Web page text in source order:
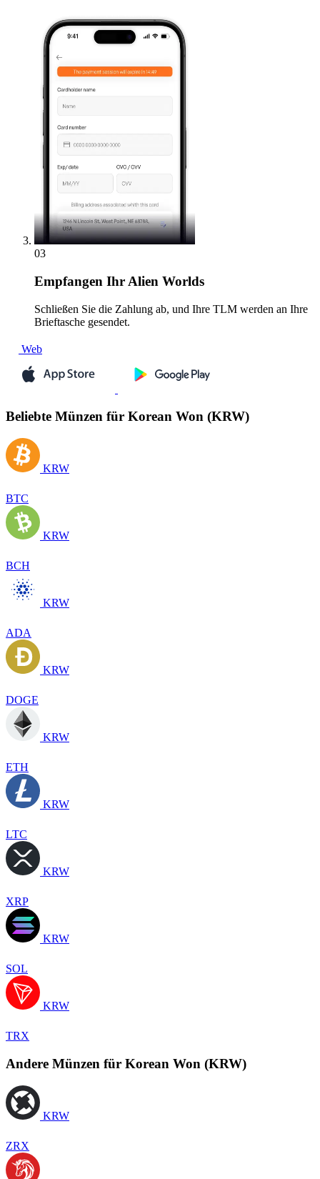
03
Empfangen Ihr Alien Worlds
Schließen Sie die Zahlung ab, und Ihre TLM werden an Ihre
Brieftasche gesendet.
Web
Beliebte Münzen für Korean Won (KRW)
KRW
BTC
KRW
BCH
KRW
ADA
KRW
DOGE
KRW
ETH
KRW
LTC
KRW
XRP
KRW
SOL
KRW
TRX
Andere Münzen für Korean Won (KRW)
KRW
ZRX